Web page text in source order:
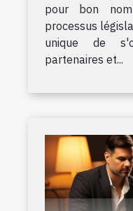
pour bon
processus
unique de
partenaires et...